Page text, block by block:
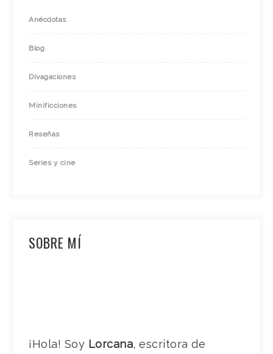
Anécdotas
Blog
Divagaciones
Minificciones
Reseñas
Series y cine
SOBRE MÍ
¡Hola! Soy Lorcana, escritora de